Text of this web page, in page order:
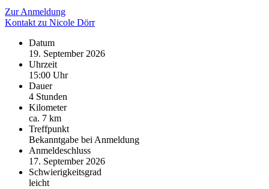
Zur Anmeldung
Kontakt zu Nicole Dörr
Datum
19. September 2026
Uhrzeit
15:00 Uhr
Dauer
4 Stunden
Kilometer
ca. 7 km
Treffpunkt
Bekanntgabe bei Anmeldung
Anmeldeschluss
17. September 2026
Schwierigkeitsgrad
leicht